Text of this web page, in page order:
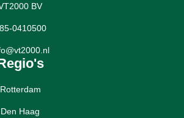
BV
0410500
Rotterdam
Den Haag